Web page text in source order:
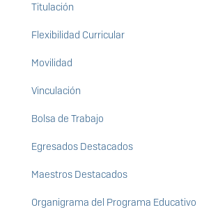
Titulación
Flexibilidad Curricular
Movilidad
Vinculación
Bolsa de Trabajo
Egresados Destacados
Maestros Destacados
Organigrama del Programa Educativo